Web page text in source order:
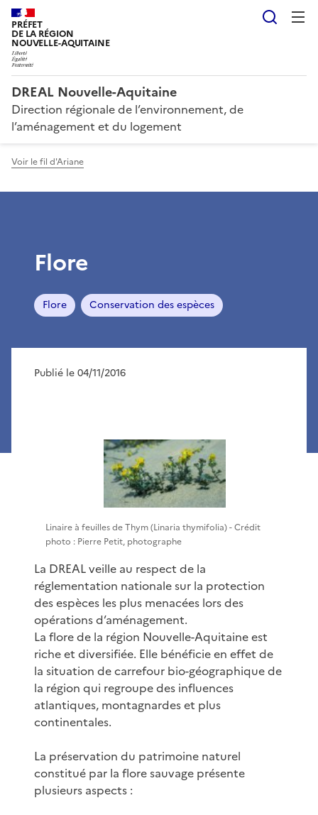
PRÉFET
DE LA RÉGION
NOUVELLE-AQUITAINE
DREAL Nouvelle-Aquitaine
Direction régionale de l’environnement, de
l’aménagement et du logement
Voir le fil d'Ariane
Flore
Flore Conservation des espèces
Publié le 04/11/2016
Linaire à feuilles de Thym (Linaria thymifolia) - Crédit
photo : Pierre Petit, photographe
La DREAL veille au respect de la
réglementation nationale sur la protection
des espèces les plus menacées lors des
opérations d’aménagement.
La flore de la région Nouvelle-Aquitaine est
riche et diversifiée. Elle bénéficie en effet de
la situation de carrefour bio-géographique de
la région qui regroupe des influences
atlantiques, montagnardes et plus
continentales.
La préservation du patrimoine naturel
constitué par la flore sauvage présente
plusieurs aspects :